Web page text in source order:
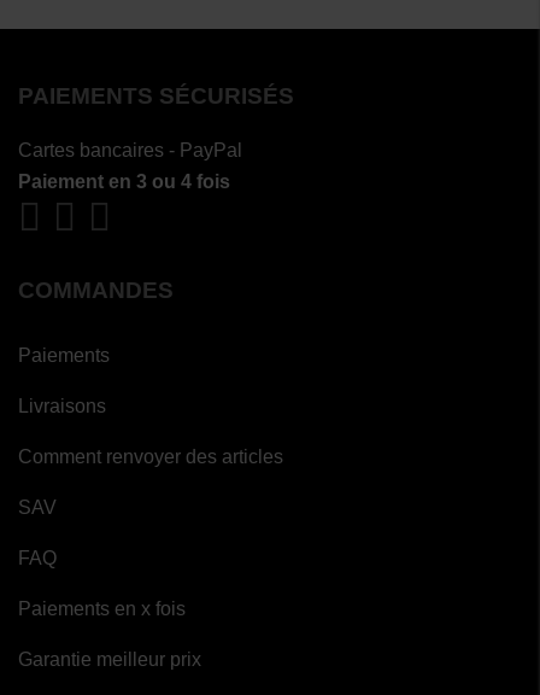
PAIEMENTS SÉCURISÉS
Cartes bancaires - PayPal
Paiement en 3 ou 4 fois
COMMANDES
Paiements
Livraisons
Comment renvoyer des articles
SAV
FAQ
Paiements en x fois
Garantie meilleur prix